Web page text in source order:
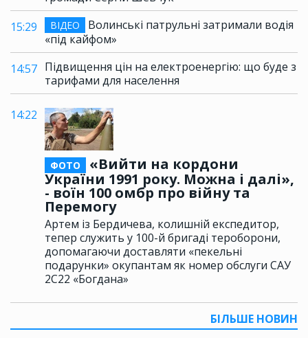
15:29
ВІДЕО
Волинські патрульні затримали водія
«під кайфом»
14:57 Підвищення цін на електроенергію: що буде з
тарифами для населення
14:22
ФОТО
«Вийти на кордони
України 1991 року. Можна і далі»,
- воїн 100 омбр про війну та
Перемогу
Артем із Бердичева, колишній експедитор,
тепер служить у 100-й бригаді тероборони,
допомагаючи доставляти «пекельні
подарунки» окупантам як номер обслуги САУ
2С22 «Богдана»
БІЛЬШЕ НОВИН